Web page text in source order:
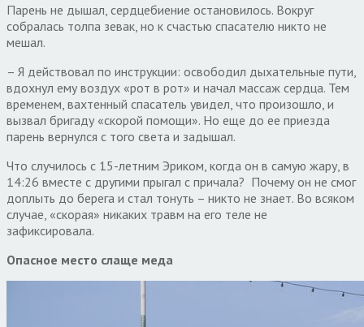
Парень не дышал, сердцебиение остановилось. Вокруг
собралась толпа зевак, но к счастью спасателю никто не
мешал.
– Я действовал по инструкции: освободил дыхательные пути,
вдохнул ему воздух «рот в рот» и начал массаж сердца. Тем
временем, вахтенный спасатель увидел, что произошло, и
вызвал бригаду «скорой помощи». Но еще до ее приезда
парень вернулся с того света и задышал.
Что случилось с 15-летним Эриком, когда он в самую жару, в
14:26 вместе с другими прыгал с причала? Почему он не смог
доплыть до берега и стал тонуть – никто не знает. Во всяком
случае, «скорая» никаких травм на его теле не
зафиксировала.
Опасное место слаще меда